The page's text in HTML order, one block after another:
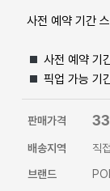
사전 예약 기간
사전 예약 기
픽업 가능
판매가격
배송지역
직
브랜드